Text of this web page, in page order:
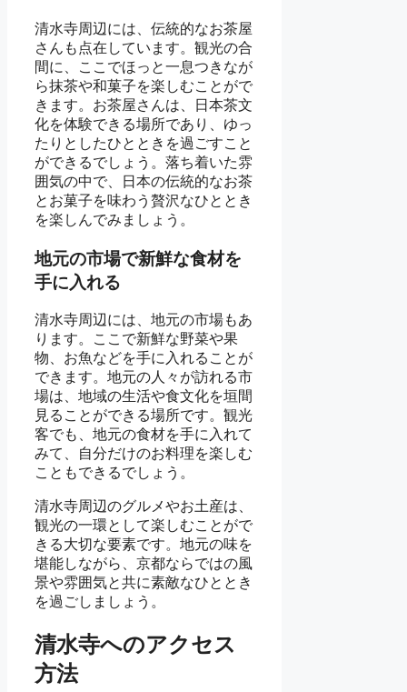
清水寺周辺には、伝統的なお茶屋
さんも点在しています。観光の合
間に、ここでほっと一息つきなが
ら抹茶や和菓子を楽しむことがで
きます。お茶屋さんは、日本茶文
化を体験できる場所であり、ゆっ
たりとしたひとときを過ごすこと
ができるでしょう。落ち着いた雰
囲気の中で、日本の伝統的なお茶
とお菓子を味わう贅沢なひととき
を楽しんでみましょう。
地元の市場で新鮮な食材を
手に入れる
清水寺周辺には、地元の市場もあ
ります。ここで新鮮な野菜や果
物、お魚などを手に入れることが
できます。地元の人々が訪れる市
場は、地域の生活や食文化を垣間
見ることができる場所です。観光
客でも、地元の食材を手に入れて
みて、自分だけのお料理を楽しむ
こともできるでしょう。
清水寺周辺のグルメやお土産は、
観光の一環として楽しむことがで
きる大切な要素です。地元の味を
堪能しながら、京都ならではの風
景や雰囲気と共に素敵なひととき
を過ごしましょう。
清水寺へのアクセス
方法